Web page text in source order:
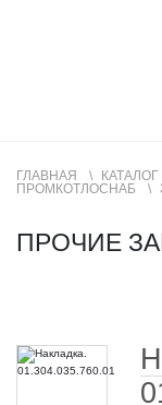
ГЛАВНАЯ
ПРОМКОТЛОСНАБ
ПРОЧИЕ